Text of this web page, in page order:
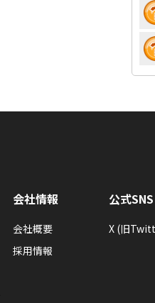
会社情報
会社概要
採用情報
公式SNS
X (旧